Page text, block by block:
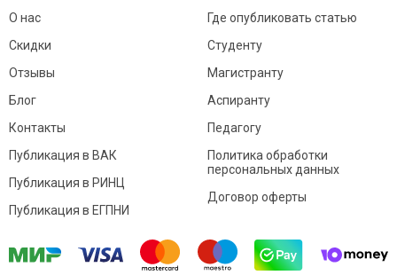
О нас
Скидки
Отзывы
Блог
Контакты
Где опубликовать статью
Студенту
Магистранту
Аспиранту
Педагогу
Публикация в ВАК
Публикация в РИНЦ
Публикация в ЕГПНИ
Политика обработки
персональных данных
Договор оферты